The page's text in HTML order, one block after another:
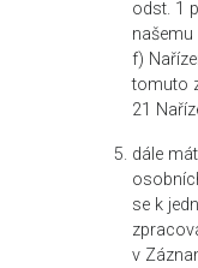
odst. 1
f)
tomuto
21
dále
se k
v